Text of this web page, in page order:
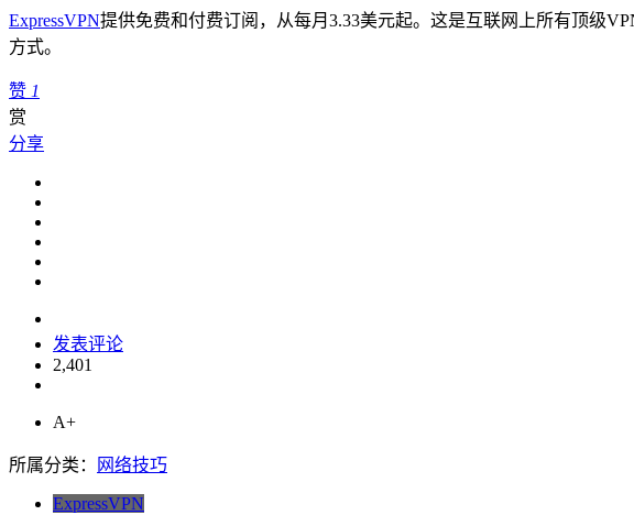
ExpressVPN提供免费和付费订阅，从每月3.33美元起。这是互联网上所有顶级
方式。
赞 1
赏
分享
发表评论
2,401
A+
所属分类： 网络技巧
ExpressVPN